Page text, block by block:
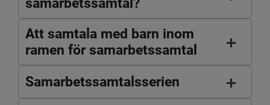
Att samtala med barn inom
ramen för samarbetssamtal
Samarbetssamtalsserien